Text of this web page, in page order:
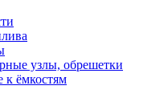
узлы, обрешетки
ёмкостям